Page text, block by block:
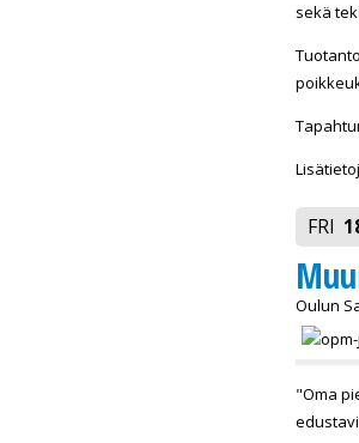
sekä
FRI
Oulun
"Oma